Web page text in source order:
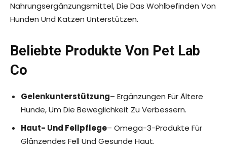
Nahrungsergänzungsmittel, Die Das Wohlbefinden Von
Hunden Und Katzen Unterstützen.
Beliebte Produkte Von Pet Lab
Co
Gelenkunterstützung– Ergänzungen Für Ältere
Hunde, Um Die Beweglichkeit Zu Verbessern.
Haut- Und Fellpflege– Omega-3-Produkte Für
Glänzendes Fell Und Gesunde Haut.